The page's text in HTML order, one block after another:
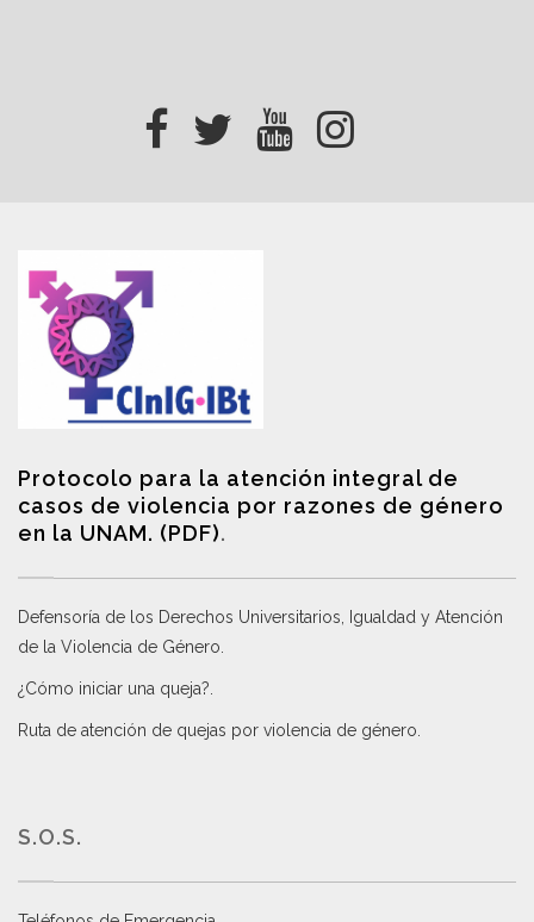
Protocolo para la atención integral de
casos de violencia por razones de género
en la UNAM. (PDF).
Defensoría de los Derechos Universitarios, Igualdad y Atención
de la Violencia de Género
¿Cómo iniciar una queja?
Ruta de atención de quejas por violencia de género
S.O.S.